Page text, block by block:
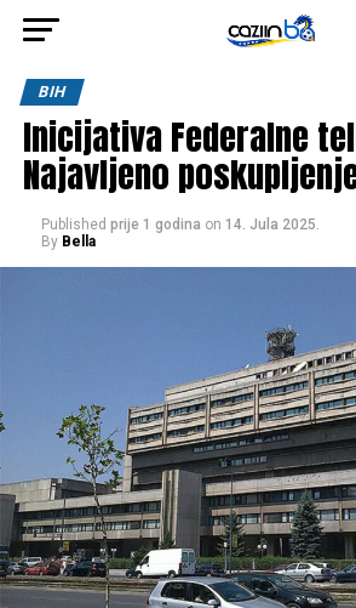
BIH
Inicijativa Federalne
Najavljeno
Published prije 1 godina on 14. Jula 2025.
By Bella